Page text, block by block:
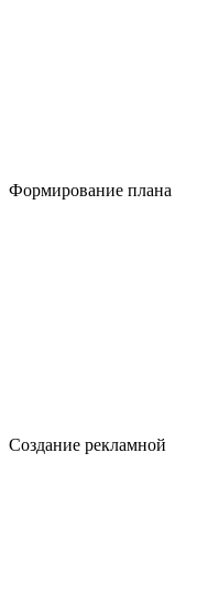
Формирование плана
Создание рекламной